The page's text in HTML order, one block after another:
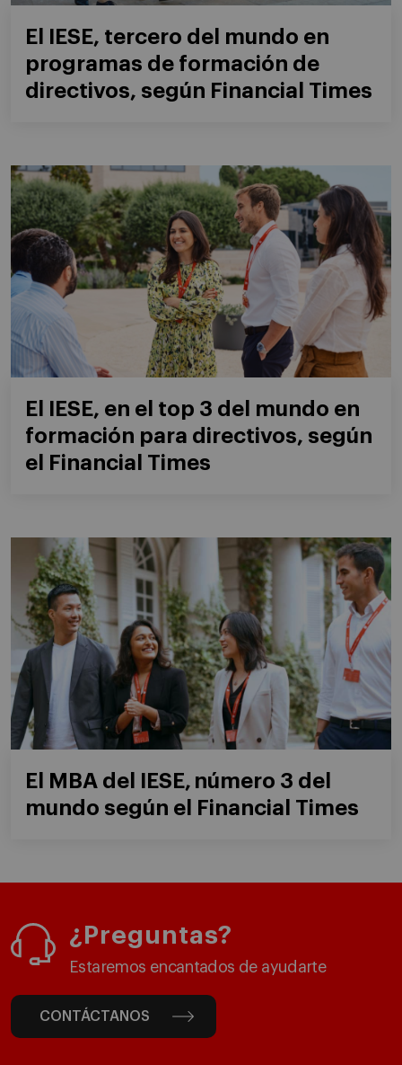
El IESE, tercero del mundo en
programas de formación de
directivos, según Financial Times
El IESE, en el top 3 del mundo en
formación para directivos, según
el Financial Times
El MBA del IESE, número 3 del
mundo según el Financial Times
¿Preguntas?
Estaremos encantados de ayudarte
CONTÁCTANOS